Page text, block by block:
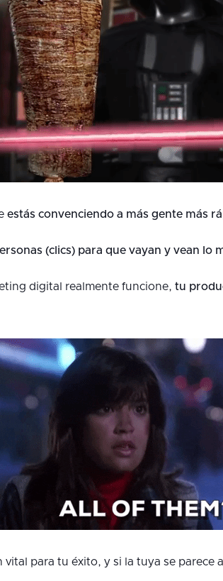
estás convenciendo a más gente más
(clics) para que vayan y vean lo
digital realmente funcione, tu
para tu éxito, y si la tuya se parece